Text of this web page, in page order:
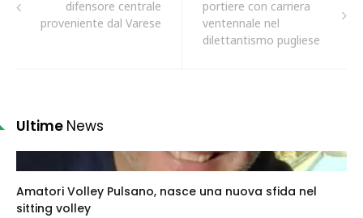
difensore centrale
proveniente dal Varese
portiere con carriera
ventennale nel
dilettantismo pugliese
Ultime News
Amatori Volley Pulsano, nasce una nuova sfida nel
sitting volley